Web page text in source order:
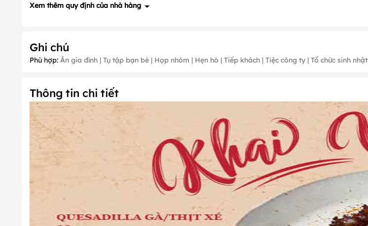
Xem thêm quy định của nhà hàng
- Thông tin đang được xây dựng, vui lòng liên hệ để biết chi tiết.
2. Quy định về ưu đãi
(Ngày 1, 2,3); Tháng 10 (Ngày 20); Tháng 11 (Ngày 20); Tháng 12 (Ngày 24, 25, 31) & 10/3 Âm Lịch.
- Ưu đãi không được áp dụng đồng thời cùng với các chương trình khác ưu đãi khác tại nhà hàng.
3. Quy định về thời gian nhận khách PasGo
- Nhà hàng luôn nhận khách PasGo.
4. Quy định về Thời gian đặt chỗ trước: Không quy định
Quý khách vui lòng đặt chỗ trước ít nhất 60phút để được phục vụ tốt nhất.
5. Quy định về Thời gian giữ chỗ tối đa: Có, cụ thể như sau:
- Thời gian nhà hàng giữ chỗ tối đa:
6. Quy định về số khách tối thiểu trên mỗi lượt đặt bàn
Ghi chú
Phù hợp: Ăn gia đình | Tụ tập bạn bè | Họp nhóm | Hẹn hò | Tiếp khách | Tiệc công ty | Tổ chức sinh nhật
Thông tin chi tiết